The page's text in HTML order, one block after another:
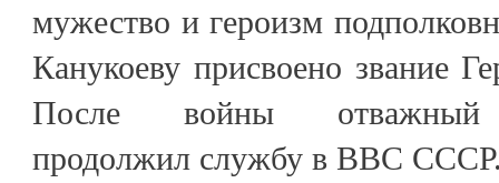
мужество и героизм
Канукоеву присвоено звание
После войны отважный
продолжил службу в ВВС